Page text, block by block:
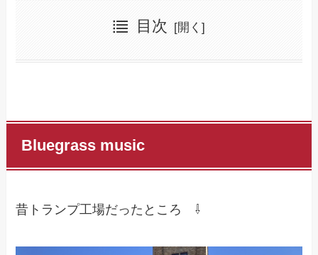
目次
Bluegrass music
昔トランプ工場だったところ ⇩